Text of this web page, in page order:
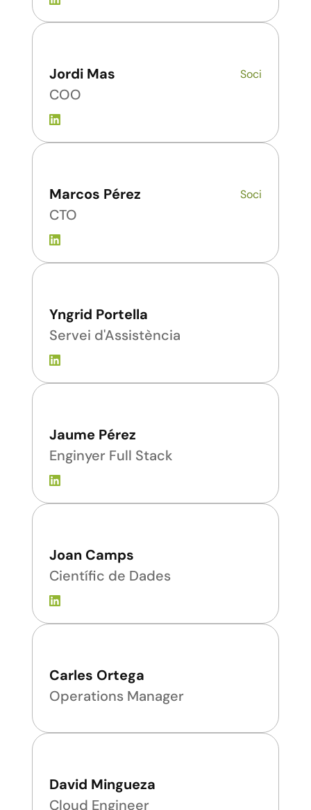
Jordi Mas Soci
COO
Marcos Pérez Soci
CTO
Yngrid Portella
Servei d'Assistència
Jaume Pérez
Enginyer Full Stack
Joan Camps
Científic de Dades
Carles Ortega
Operations Manager
David Mingueza
Cloud Engineer